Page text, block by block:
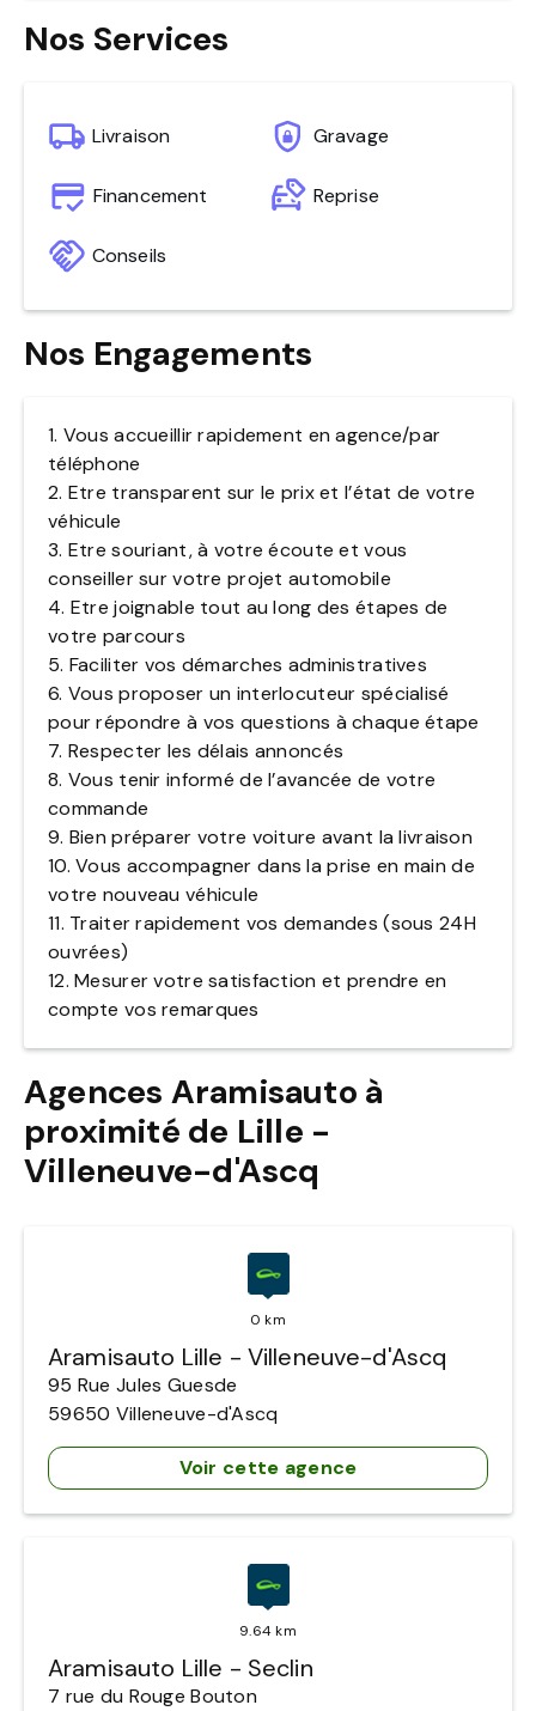
Nos Services
Livraison Gravage
Financement Reprise
Conseils
Nos Engagements
1. Vous accueillir rapidement en agence/par
téléphone
2. Etre transparent sur le prix et l’état de votre
véhicule
3. Etre souriant, à votre écoute et vous
conseiller sur votre projet automobile
4. Etre joignable tout au long des étapes de
votre parcours
5. Faciliter vos démarches administratives
6. Vous proposer un interlocuteur spécialisé
pour répondre à vos questions à chaque étape
7. Respecter les délais annoncés
8. Vous tenir informé de l’avancée de votre
commande
9. Bien préparer votre voiture avant la livraison
10. Vous accompagner dans la prise en main de
votre nouveau véhicule
11. Traiter rapidement vos demandes (sous 24H
ouvrées)
12. Mesurer votre satisfaction et prendre en
compte vos remarques
Agences Aramisauto à
proximité de Lille -
Villeneuve-d'Ascq
0 km
Aramisauto Lille - Villeneuve-d'Ascq
95 Rue Jules Guesde
59650 Villeneuve-d'Ascq
Voir cette agence
9.64 km
Aramisauto Lille - Seclin
7 rue du Rouge Bouton